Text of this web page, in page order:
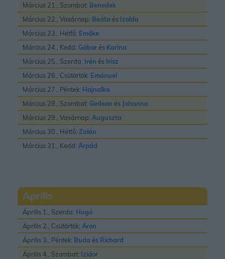
Március 21., Szombat: Benedek
Március 22., Vasárnap: Beáta és Izolda
Március 23., Hétfő: Emõke
Március 24., Kedd: Gábor és Karina
Március 25., Szerda: Irén és Irisz
Március 26., Csütörtök: Emánuel
Március 27., Péntek: Hajnalka
Március 28., Szombat: Gedeon és Johanna
Március 29., Vasárnap: Auguszta
Március 30., Hétfő: Zalán
Március 31., Kedd: Árpád
Április
Április 1., Szerda: Hugó
Április 2., Csütörtök: Áron
Április 3., Péntek: Buda és Richard
Április 4., Szombat: Izidor